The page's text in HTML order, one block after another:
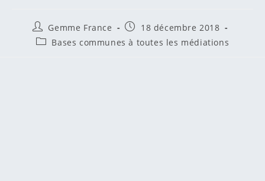
Auteur/autrice
de
la
Gemme France
Publication
publiée :
18 décembre 2018
PostBases communes à toutes les médiations